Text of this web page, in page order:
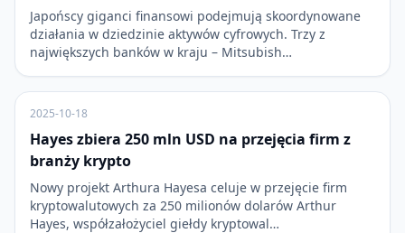
Japońscy giganci finansowi podejmują skoordynowane
działania w dziedzinie aktywów cyfrowych. Trzy z
największych banków w kraju – Mitsubish…
2025-10-18
Hayes zbiera 250 mln USD na przejęcia firm z
branży krypto
Nowy projekt Arthura Hayesa celuje w przejęcie firm
kryptowalutowych za 250 milionów dolarów Arthur
Hayes, współzałożyciel giełdy kryptowal…